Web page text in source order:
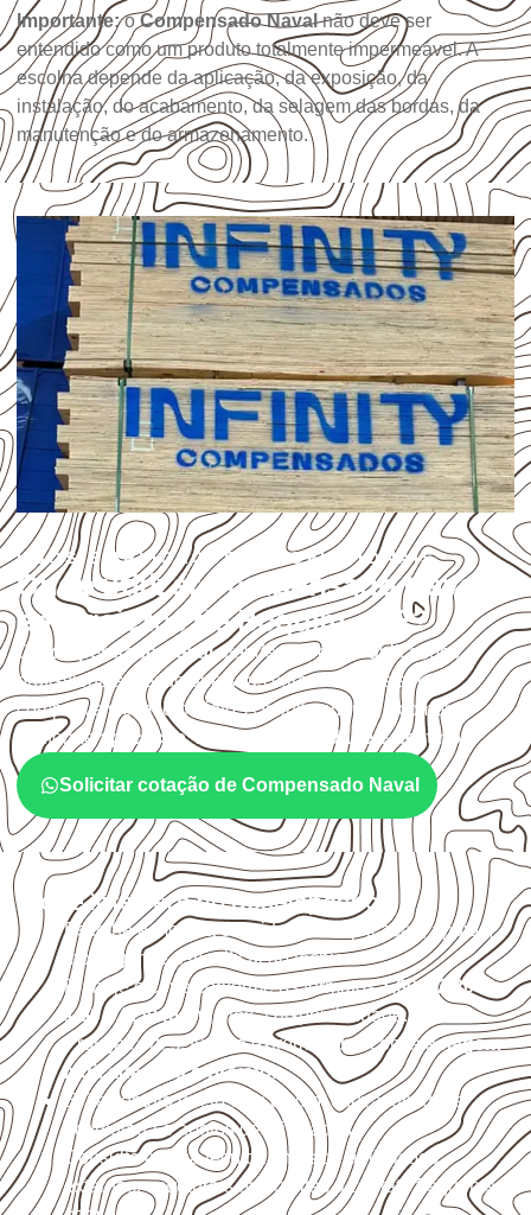
Importante:oCompensado Navalnão deve ser
entendido como um produto totalmente impermeável. A
escolha depende da aplicação, da exposição, da
instalação, do acabamento, da selagem das bordas, da
manutenção e do armazenamento.
USOS E APLICAÇÕES PROFISSIONAIS
Onde utilizar Compensado Naval
em projetos de Boquim – SE?
O Compensado Navalatende diferentes aplicações
profissionais, desde que suas características sejam
compatíveis com o projeto. A Infinity orienta a compra
conformeaplicação, medida, quantidade e destino.
Solicitar cotação de Compensado Naval
O que interfere no desempenho
Escolha a medida considerando aplicação, apoios,
montagem e especificação técnica.
Planeje o corte conforme os formatos1,60 × 2,20 m e
1,60 × 2,50 m, sujeitos à disponibilidade.
Proteja cortes, furos e extremidades com aselagem
indicada para o projeto.
Evite contato direto com o solo, chuva, umidade
acumulada e apoios desnivelados.
Consulte a ficha técnica antes de aplicações
externas, estruturais ou sujeitas a contato frequente